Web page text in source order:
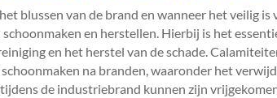
blussen van de brand en wanneer het veilig
schoonmaken en herstellen.​ Hierbij is het
en het herstel van de schade.​
na branden, waaronder het
de industriebrand kunnen zijn